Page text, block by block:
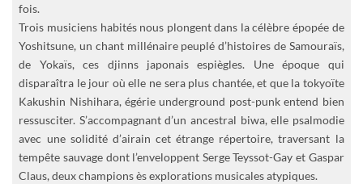
fois.
Trois musiciens habités nous plongent dans la célèbre épopée de
Yoshitsune, un chant millénaire peuplé d’histoires de Samouraïs,
de Yokaïs, ces djinns japonais espiègles. Une époque qui
disparaîtra le jour où elle ne sera plus chantée, et que la tokyoïte
Kakushin Nishihara, égérie underground post-punk entend bien
ressusciter. S’accompagnant d’un ancestral biwa, elle psalmodie
avec une solidité d’airain cet étrange répertoire, traversant la
tempête sauvage dont l’enveloppent Serge Teyssot-Gay et Gaspar
Claus, deux champions ès explorations musicales atypiques.